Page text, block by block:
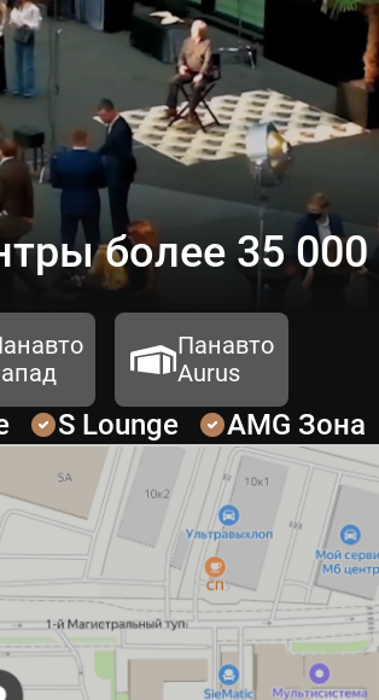
более 35
Панавто
Aurus
S Lounge AMG Зона